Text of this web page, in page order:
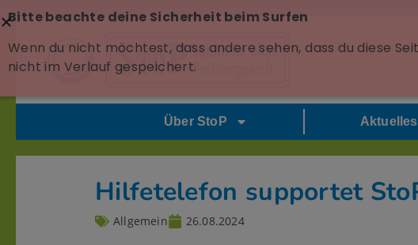
Über StoP Aktuelles
Hilfetelefon supportet
Allgemein 26.08.2024
Bitte beachte deine Sicherheit beim Surfen
Wenn du nicht möchtest, dass andere sehen, dass du diese
nicht im Verlauf gespeichert.